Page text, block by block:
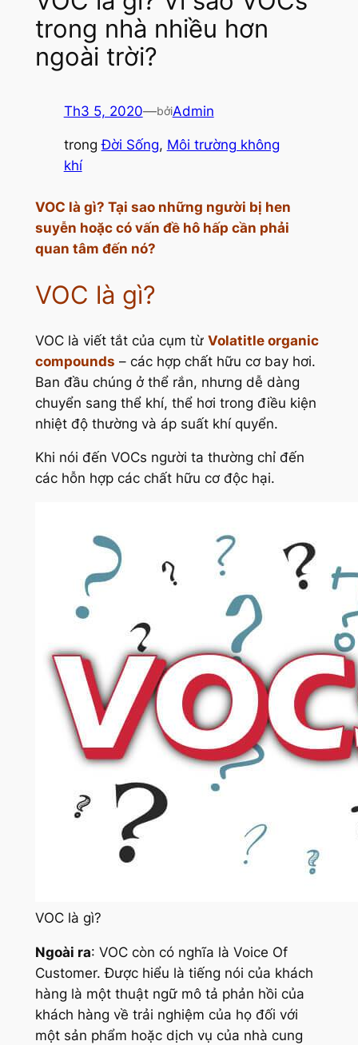
trong nhà nhiều hơn
ngoài trời?
Th3 5, 2020—bởiAdmin
trongĐời Sống, Môi trường không
khí
VOC là gì? Tại sao những người bị hen
suyễn hoặc có vấn đề hô hấp cần phải
quan tâm đến nó?
VOC là gì?
VOC là viết tắt của cụm từ Volatitle organic
compounds – các hợp chất hữu cơ bay hơi.
Ban đầu chúng ở thể rắn, nhưng dễ dàng
chuyển sang thể khí, thể hơi trong điều kiện
nhiệt độ thường và áp suất khí quyển.
Khi nói đến VOCs người ta thường chỉ đến
các hỗn hợp các chất hữu cơ độc hại.
VOC là gì?
Ngoài ra: VOC còn có nghĩa là Voice Of
Customer. Được hiểu là tiếng nói của khách
hàng là một thuật ngữ mô tả phản hồi của
khách hàng về trải nghiệm của họ đối với
một sản phẩm hoặc dịch vụ của nhà cung